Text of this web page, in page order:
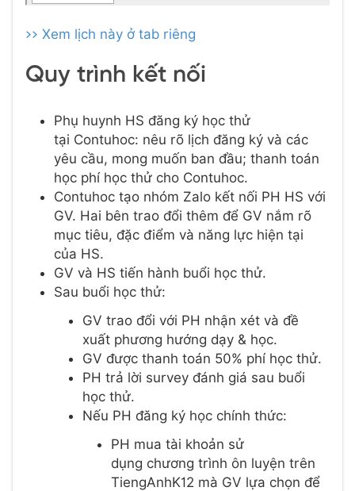
>> Xem lịch này ở tab riêng
Quy trình kết nối
Phụ huynh HS đăng ký học thử
tại Contuhoc: nêu rõ lịch đăng ký và các
yêu cầu, mong muốn ban đầu; thanh toán
học phí học thử cho Contuhoc.
Contuhoc tạo nhóm Zalo kết nối PH HS với
GV. Hai bên trao đổi thêm để GV nắm rõ
mục tiêu, đặc điểm và năng lực hiện tại
của HS.
GV và HS tiến hành buổi học thử.
Sau buổi học thử:
GV trao đổi với PH nhận xét và đề
xuất phương hướng dạy & học.
GV được thanh toán 50% phí học thử.
PH trả lời survey đánh giá sau buổi
học thử.
Nếu PH đăng ký học chính thức:
PH mua tài khoản sử
dụng chương trình ôn luyện trên
TiengAnhK12 mà GV lựa chọn để